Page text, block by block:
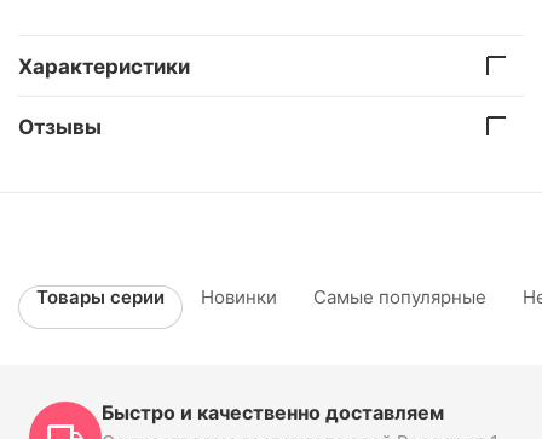
Характеристики
Отзывы
Товары серии Новинки Самые популярные
Быстро и качественно доставляем